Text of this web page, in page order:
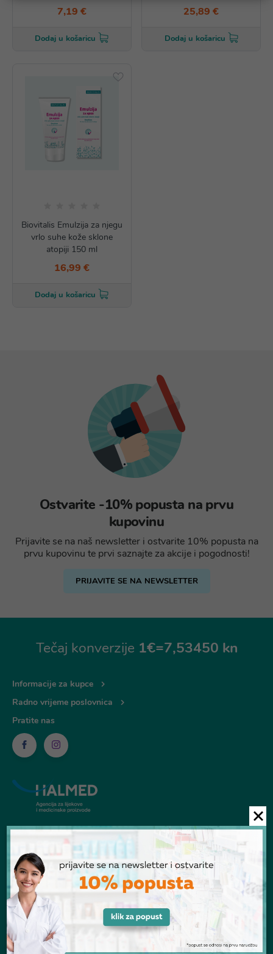
7,19 €
Dodaj u košaricu
25,89 €
Dodaj u košaricu
Biovitalis Emulzija za njegu
vrlo suhe kože sklone
atopiji 150 ml
16,99 €
Dodaj u košaricu
Ostvarite -10% popusta na prvu
kupovinu
Prijavite se na naš newsletter i ostvarite 10% popusta na
prvu kupovinu te prvi saznajte za akcije i pogodnosti!
PRIJAVITE SE NA NEWSLETTER
Tečaj konverzije 1€=7,53450 kn
Informacije za kupce
Radno vrijeme poslovnica
Pratite nas
© Ljekarna Talan 2026